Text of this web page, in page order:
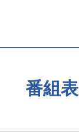
番組表